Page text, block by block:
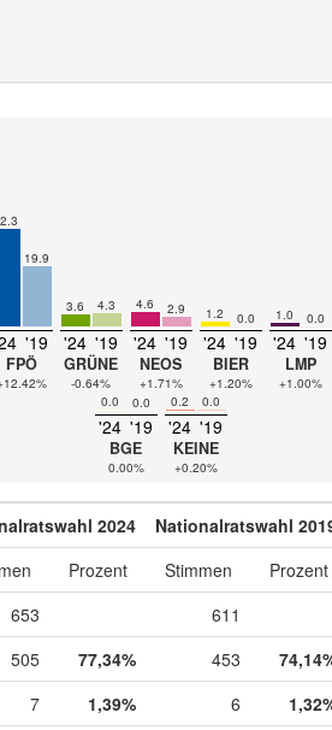
19.9
'19
FPÖ
3.6 4.3
'24 '19
GRÜNE
-0.64%
4.6 2.9
'24 '19
NEOS
+1.71%
1.2 0.0
'24 '19
BIER
+1.20%
1.0 0.0
'24 '19
LMP
+1.00%
0.0
0.0
'24 '19
BGE
0.00%
0.2 0.0
'24 '19
KEINE
+0.20%
2024
Nationalratswahl
Prozent Stimmen
Prozent
653
611
505 77,34% 453
7 1,39% 6